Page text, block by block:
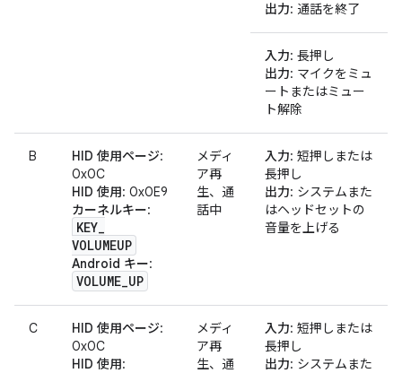
出力: 通話を終了
入力: 長押し
出力: マイクをミュ
ートまたはミュー
ト解除
B HID 使用ページ:
0x0C
HID 使用: 0x0E9
カーネルキー:
KEY_
VOLUMEUP
Android キー:
VOLUME_UP
メディ
ア再
生、通
話中
入力: 短押しまたは
長押し
出力: システムまた
はヘッドセットの
音量を上げる
C HID 使用ページ:
0x0C
HID 使用:
メディ
ア再
生、通
入力: 短押しまたは
長押し
出力: システムまた